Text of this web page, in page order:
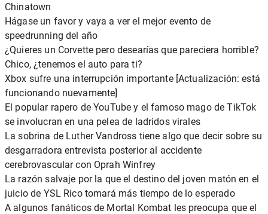
Chinatown
Hágase un favor y vaya a ver el mejor evento de
speedrunning del año
¿Quieres un Corvette pero desearías que pareciera horrible?
Chico, ¿tenemos el auto para ti?
Xbox sufre una interrupción importante [Actualización: está
funcionando nuevamente]
El popular rapero de YouTube y el famoso mago de TikTok
se involucran en una pelea de ladridos virales
La sobrina de Luther Vandross tiene algo que decir sobre su
desgarradora entrevista posterior al accidente
cerebrovascular con Oprah Winfrey
La razón salvaje por la que el destino del joven matón en el
juicio de YSL Rico tomará más tiempo de lo esperado
A algunos fanáticos de Mortal Kombat les preocupa que el